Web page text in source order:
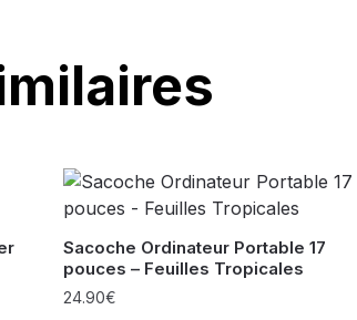
Sacoche Ordinateur Portable 17
pouces – Feuilles Tropicales
24.90€